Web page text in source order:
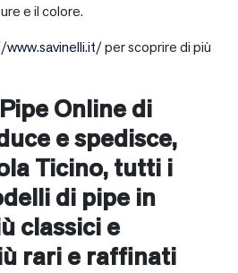
e il colore.
per scoprire di più
Online di
e spedisce,
Ticino, tutti i
di pipe in
classici e
rari e raffinati